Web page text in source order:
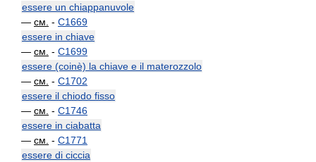
essere un chiappanuvole
— см. - C1669
essere in chiave
— см. - C1699
essere (coinè) la chiave e il materozzolo
— см. - C1702
essere il chiodo fisso
— см. - C1746
essere in ciabatta
— см. - C1771
essere di ciccia